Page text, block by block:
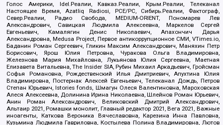
Голос Америки, Idel.Реалии, Кавказ.Реалии, Крым.Реалии, Телеканал
Настоящее Время, Azatliq Radiosi, PCE/PC, Сибирь.Реалии, Фактограф,
Север.Реалии, Радио Свобода, MEDIUM-ORIENT, Пономарев Лев
Александрович, Савицкая Людмила Алексеевна, Маркелов Сергей
Евгеньевич, Камалягин Денис Николаевич, Апахончич Дарья
Александровна, Medusa Project, Первое антикоррупционное СМИ, VTimes.io,
Баданин Роман Сергеевич, Гликин Максим Александрович, Маняхин Петр
Борисович, Ярош Юлия Петровна, Чуракова Ольга Владимировна,
Железнова Мария Михайловна, Лукьянова Юлия Сергеевна, Маетная
Елизавета Витальевна, The Insider SIA, Рубин Михаил Аркадьевич, Гройсман
Софья Романовна, Рождественский Илья Дмитриевич, Апухтина Юлия
Владимировна, Постернак Алексей Евгеньевич, Телеканал Дождь, Петров
Степан Юрьевич, Istories fonds, Шмагун Олеся Валентиновна, Мароховская
Алеся Алексеевна, Долинина Ирина Николаевна, Шлейнов Роман Юрьевич,
Анин Роман Александрович, Великовский Дмитрий Александрович,
Альтаир 2021, Ромашки монолит, Главный редактор 2021, Вега 2021, Важные
иноагенты, Каткова Вероника Вячеславовна, Карезина Инна Павловна,
Кузьмина Людмила Гавриловна, Костылева Полина Владимировна, Лютов